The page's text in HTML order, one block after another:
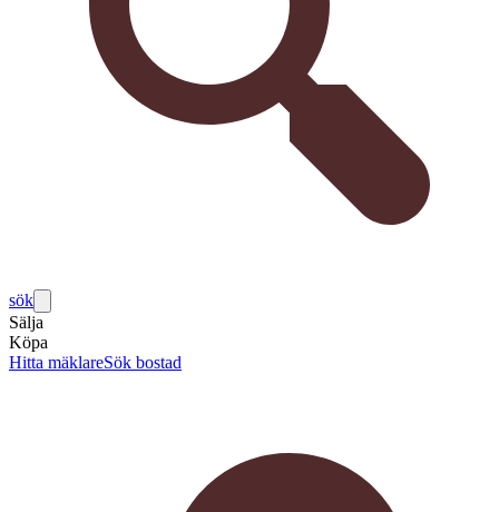
sök
Sälja
Köpa
Hitta mäklareSök bostad